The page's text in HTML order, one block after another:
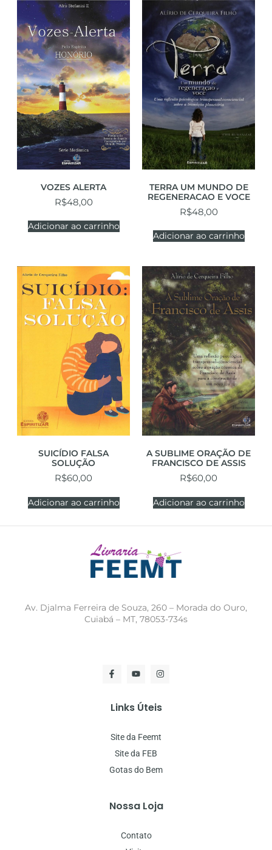
VOZES ALERTA
R$48,00
Adicionar ao carrinho
TERRA UM MUNDO DE
REGENERACAO E VOCE
R$48,00
Adicionar ao carrinho
SUICÍDIO FALSA
SOLUÇÃO
R$60,00
Adicionar ao carrinho
A SUBLIME ORAÇÃO DE
FRANCISCO DE ASSIS
R$60,00
Adicionar ao carrinho
Av. Djalma Ferreira de Souza, 260 – Morada do Ouro,
Cuiabá – MT, 78053-734s
Links Úteis
Site da Feemt
Site da FEB
Gotas do Bem
Nossa Loja
Contato